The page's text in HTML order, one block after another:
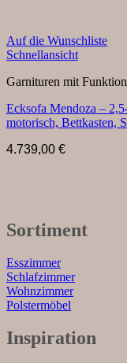
Auf die Wunschliste
Schnellansicht
Garnituren mit Funktion
Ecksofa Mendoza –
motorisch, Bettkasten,
4.739,00 €
Sortiment
Esszimmer
Schlafzimmer
Wohnzimmer
Polstermöbel
Inspiration